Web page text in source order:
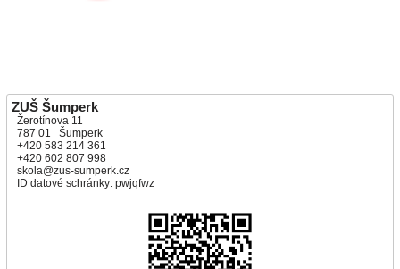
ZUŠ Šumperk
Žerotínova 11
787 01 Šumperk
+420 583 214 361
+420 602 807 998
skola@zus-sumperk.cz
ID datové schránky: pwjqfwz